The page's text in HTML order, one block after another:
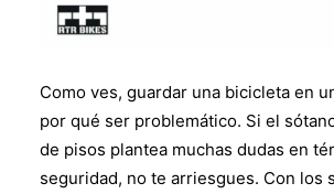
Como ves, guardar una bicicleta en
por qué ser problemático. Si el
de pisos plantea muchas dudas en
seguridad, no te arriesgues. Con los